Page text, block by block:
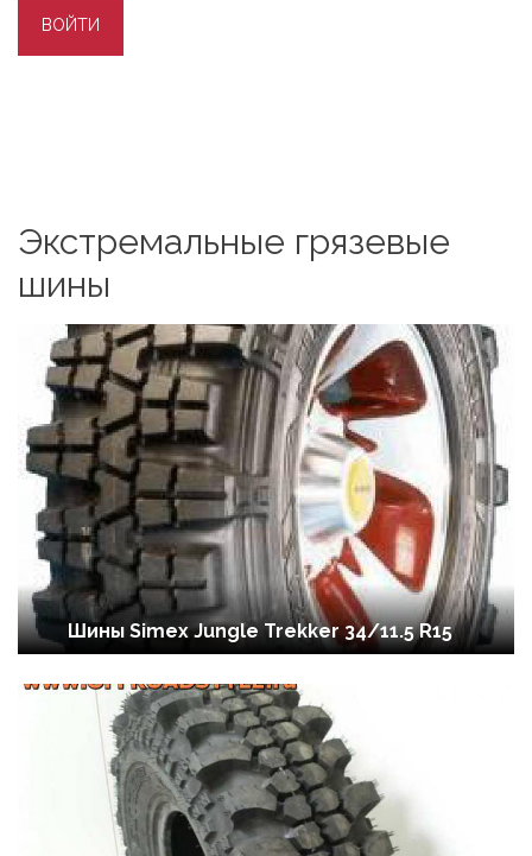
Экстремальные грязевые
шины
Шины Simex Jungle Trekker 34/11.5 R15